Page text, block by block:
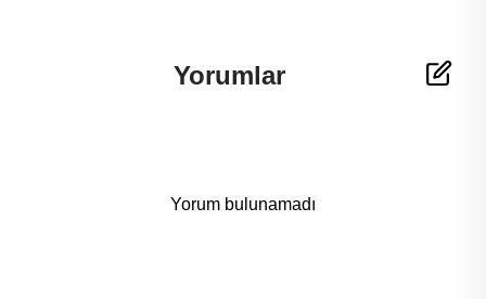
Yorumlar
Yorum bulunamadı